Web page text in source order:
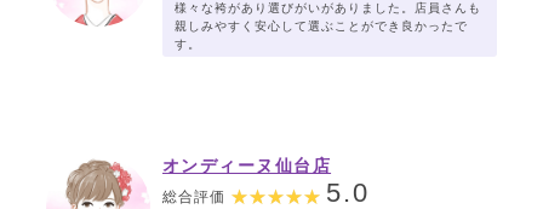
様々な袴があり選びがいがありました。店員さんも
親しみやすく安心して選ぶことができ良かったで
す。
オンディーヌ仙台店
総合評価 5.0